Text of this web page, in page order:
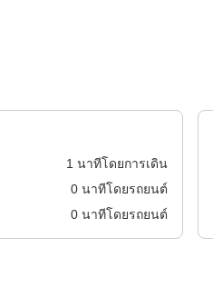
1 นาทีโดยการเดิน
0นาทีโดยรถยนต์
0นาทีโดยรถยนต์